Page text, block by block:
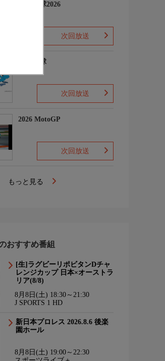
プロ野球2026
次回放送
プロ野球
次回放送
2026 MotoGP
次回放送
もっと見る
おすすめ番組
[生]ラグビーリポビタンDチャ
レンジカップ 日本×オーストラ
リア(8/8)
8月8日(土) 18:30～21:30
J SPORTS 1 HD
新日本プロレス 2026.8.6 後楽
園ホール
8月8日(土) 19:00～22:30